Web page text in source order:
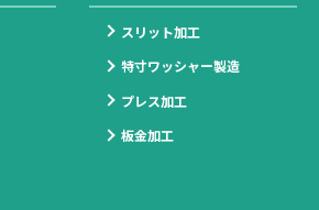
スリット加工
特寸ワッシャー製造
プレス加工
板金加工